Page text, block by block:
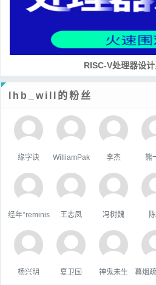
RISC-V处理器设
lhb_will的粉丝
缘字诀 WilliamPak 李杰 熊
经年°reminis 王志凤 冯树魏
杨兴明 夏卫国 神鬼未生